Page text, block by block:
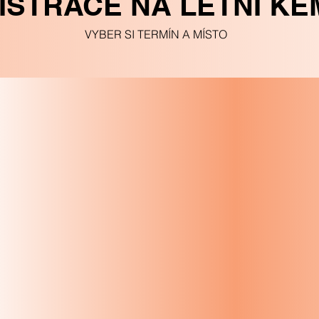
VYBER SI TERMÍN A MÍSTO